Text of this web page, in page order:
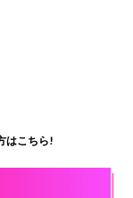
はこちら!